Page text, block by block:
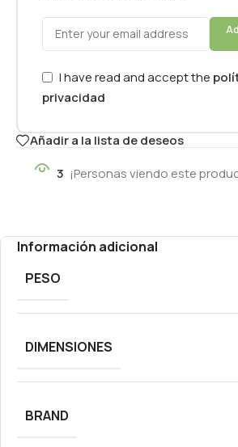
I have read and accept the
privacidad
Añadir a la lista de deseos
3 ¡Personas viendo este
Información adicional
PESO
DIMENSIONES
BRAND